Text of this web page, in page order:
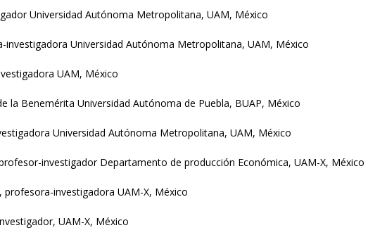
Universidad Autónoma Metropolitana, UAM, México
investigadora Universidad Autónoma Metropolitana, UAM, México
UAM, México
la Benemérita Universidad Autónoma de Puebla, BUAP, México
Universidad Autónoma Metropolitana, UAM, México
investigador Departamento de producción Económica, UAM-X, México
profesora-investigadora UAM-X, México
UAM-X, México